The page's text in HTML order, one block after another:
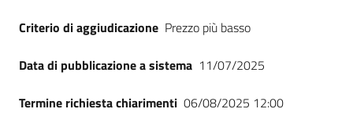
Criterio di aggiudicazione Prezzo più basso
Data di pubblicazione a sistema 11/07/2025
Termine richiesta chiarimenti 06/08/2025 12:00